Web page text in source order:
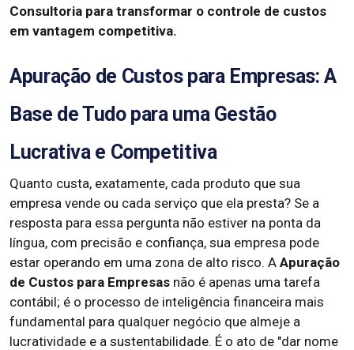
Consultoria para transformar o controle de custos
em vantagem competitiva.
Apuração de Custos para Empresas: A
Base de Tudo para uma Gestão
Lucrativa e Competitiva
Quanto custa, exatamente, cada produto que sua
empresa vende ou cada serviço que ela presta? Se a
resposta para essa pergunta não estiver na ponta da
língua, com precisão e confiança, sua empresa pode
estar operando em uma zona de alto risco. A Apuração
de Custos para Empresas não é apenas uma tarefa
contábil; é o processo de inteligência financeira mais
fundamental para qualquer negócio que almeje a
lucratividade e a sustentabilidade. É o ato de "dar nome